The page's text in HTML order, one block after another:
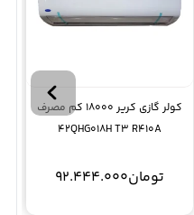
کولر گازی کریر 18000 کم مصرف
42QHG018H T3 R410A
تومان92.444.000